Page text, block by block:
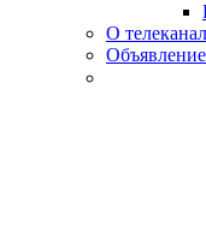
О
Объявление